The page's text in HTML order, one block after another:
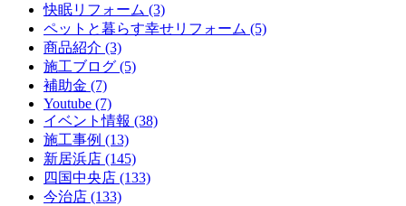
快眠リフォーム (3)
ペットと暮らす幸せリフォーム (5)
商品紹介 (3)
施工ブログ (5)
補助金 (7)
Youtube (7)
イベント情報 (38)
施工事例 (13)
新居浜店 (145)
四国中央店 (133)
今治店 (133)